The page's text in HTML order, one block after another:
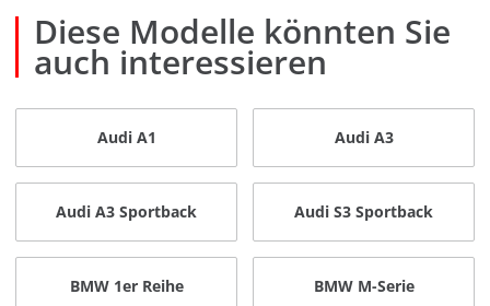
Diese Modelle könnten Sie
auch interessieren
Audi A1 Audi A3
Audi A3 Sportback Audi S3 Sportback
BMW 1er Reihe BMW M-Serie